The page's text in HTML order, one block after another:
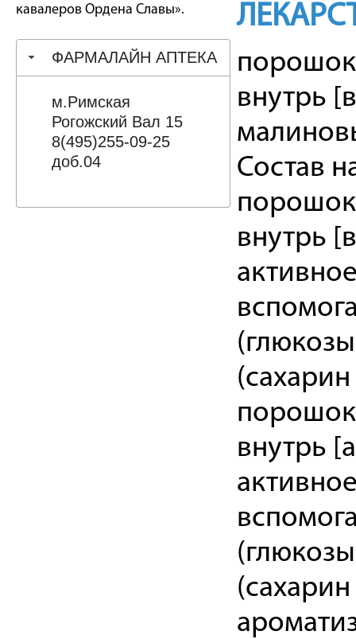
кавалеров Ордена Славы».
ФАРМАЛАЙН АПТЕКА
м.Римская
Рогожский Вал 15
8(495)255-09-25
доб.04
порошок
внутрь
Состав
порошок
внутрь
порошок
внутрь
(сахарин